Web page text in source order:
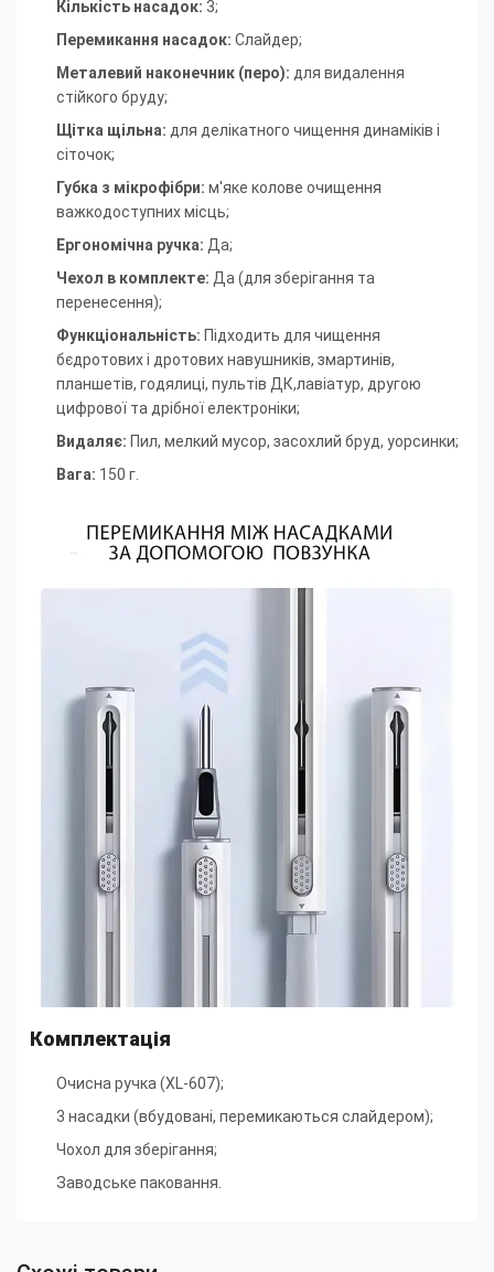
Кількість насадок: 3;
Перемикання насадок: Слайдер;
Металевий наконечник (перо): для видалення
стійкого бруду;
Щітка щільна: для делікатного чищення динаміків і
сіточок;
Губка з мікрофібри: м'яке колове очищення
важкодоступних місць;
Ергономічна ручка: Да;
Чехол в комплекте: Да (для зберігання та
перенесення);
Функціональність: Підходить для чищення
бєдротових і дротових навушників, змартинів,
планшетів, годялиці, пультів ДК,лавіатур, другою
цифрової та дрібної електроніки;
Видаляє: Пил, мелкий мусор, засохлий бруд, уорсинки;
Вага: 150 г.
Комплектація
Очисна ручка (XL-607);
3 насадки (вбудовані, перемикаються слайдером);
Чохол для зберігання;
Заводське паковання.